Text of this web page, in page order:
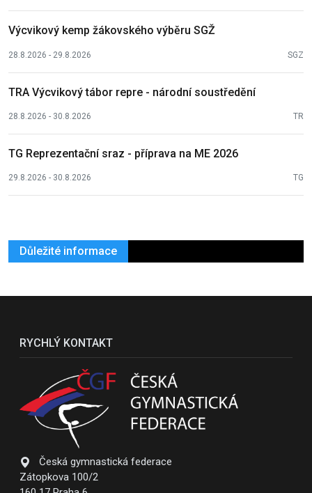
Výcvikový kemp žákovského výběru SGŽ
28.8.2026 - 29.8.2026 SGZ
TRA Výcvikový tábor repre - národní soustředění
28.8.2026 - 30.8.2026 TR
TG Reprezentační sraz - příprava na ME 2026
29.8.2026 - 30.8.2026 TG
Důležité informace
RYCHLÝ KONTAKT
Česká gymnastická federace
Zátopkova 100/2